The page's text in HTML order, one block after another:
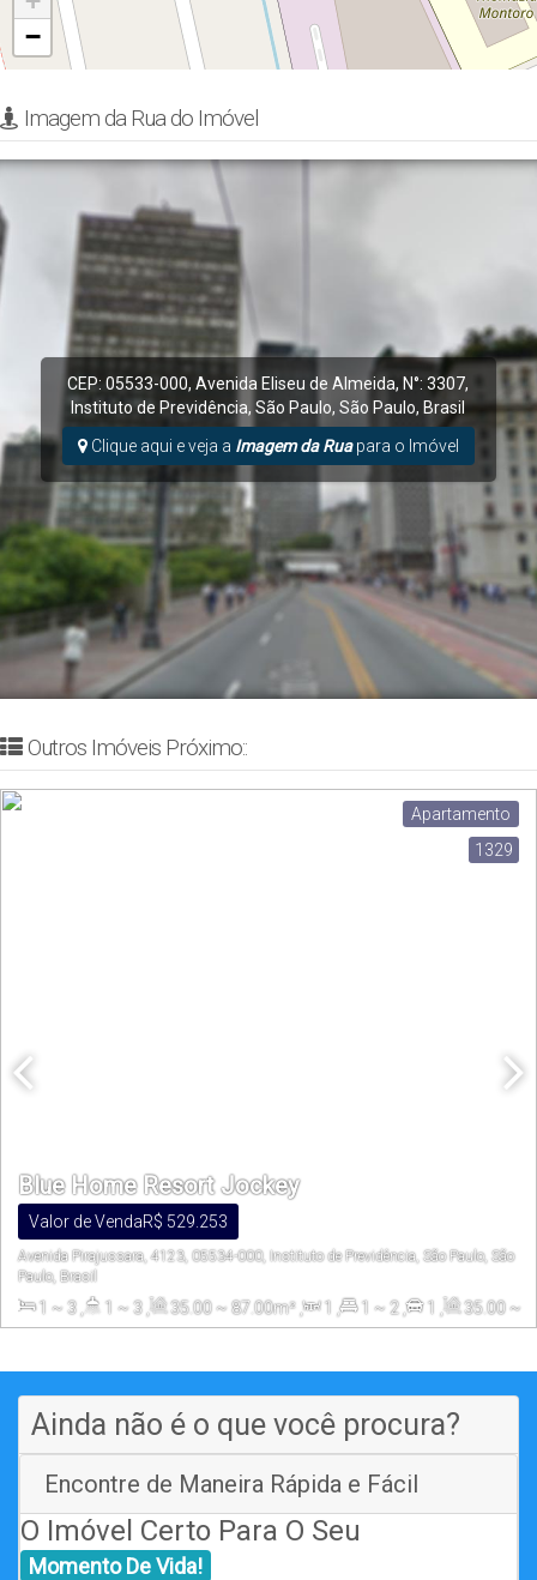
−
Imagem da Rua do Imóvel
CEP: 05533-000,Avenida Eliseu de Almeida, N°: 3307,
Instituto de Previdência,São Paulo,São Paulo, Brasil
Clique aqui e veja a Imagem da Ruapara o Imóvel
Outros Imóveis Próximo::
Apartamento
1329
Blue Home Resort Jockey
R$ 529.253
Valor de Venda
Avenida Pirajussara, 4123, 05534-000, Instituto de Previdência, São Paulo, São
Paulo, Brasil
1 ~ 3 , 1 ~ 3 , 35.00~ 87.00m² , 1 , 1 ~ 2 , 1 , 35.00~
87.00m², 10000.00m²
Ainda não é o que você procura?
Encontre de Maneira Rápida e Fácil
O Imóvel Certo Para O Seu
Momento De Vida!